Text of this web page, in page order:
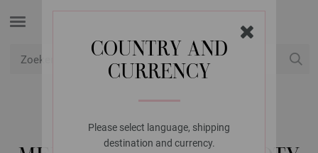
COUNTRY AND
CURRENCY
Please select language, shipping
destination and currency.
LANA GROSSA